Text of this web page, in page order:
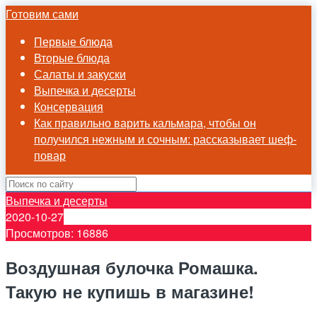
Готовим сами
Первые блюда
Вторые блюда
Салаты и закуски
Выпечка и десерты
Консервация
Как правильно варить кальмара, чтобы он
получился нежным и сочным: рассказывает шеф-
повар
Выпечка и десерты
2020-10-27
Просмотров: 16886
Воздушная булочка Ромашка.
Такую не купишь в магазине!